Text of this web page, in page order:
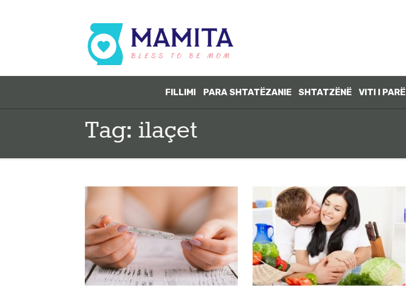
FILLIMI PARA SHTATËZANIE SHTATZËNË VITI I PARË
Tag: ilaçet
SHTATËZANI
E
VITI I PARË
KONTAKT